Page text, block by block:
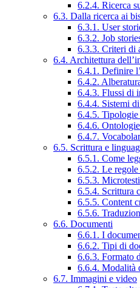
6.2.4. Ricerca
6.3. Dalla ricerca ai
6.3.1. User
6.3.2. Job
6.3.3. Criteri di
6.4. Architettura
6.4.1. Definire
6.4.2.
6.4.3. Flussi di
6.4.4. Sistemi
6.4.5.
6.4.6.
6.4.7.
6.5. Scrittura e
6.5.1. Come
6.5.2. Le
6.5.3. Microtesti
6.5.4. Scrittura
6.5.5. Content
6.5.6.
6.6. Documenti
6.6.1. I
6.6.2. Tipi di
6.6.3. Formato
6.6.4. Modalità
6.7. Immagini e video